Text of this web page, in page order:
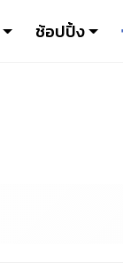
ช้อปปิ้ง